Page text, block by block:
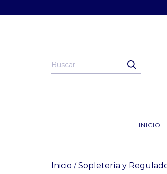
INICIO
Inicio / Sopletería y